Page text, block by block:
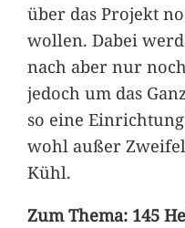
über das Projekt
wollen. Dabei
nach aber nur
jedoch um das
so eine
wohl außer
Kühl.
Zum Thema: 145